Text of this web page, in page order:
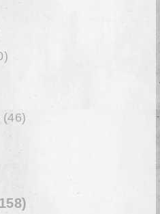
(46)